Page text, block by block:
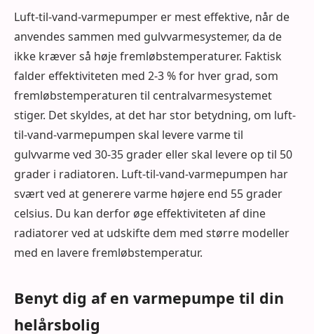
Luft-til-vand-varmepumper er mest effektive, når de
anvendes sammen med gulvvarmesystemer, da de
ikke kræver så høje fremløbstemperaturer. Faktisk
falder effektiviteten med 2-3 % for hver grad, som
fremløbstemperaturen til centralvarmesystemet
stiger. Det skyldes, at det har stor betydning, om luft-
til-vand-varmepumpen skal levere varme til
gulvvarme ved 30-35 grader eller skal levere op til 50
grader i radiatoren. Luft-til-vand-varmepumpen har
svært ved at generere varme højere end 55 grader
celsius. Du kan derfor øge effektiviteten af dine
radiatorer ved at udskifte dem med større modeller
med en lavere fremløbstemperatur.
Benyt dig af en varmepumpe til din
helårsbolig